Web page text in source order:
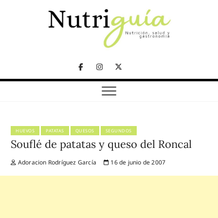
FacebookInstagram
Twitter
Telegram
Nutriguía (Desde
2002)
HUEVOS PATATAS QUESOS SEGUNDOS
Souflé de patatas y queso del Roncal
Adoracion Rodríguez García 16 de junio de 2007